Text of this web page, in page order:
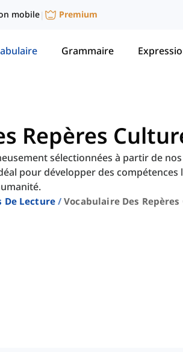
mobile| Premium
Grammaire
Repères
sélectionnées à partir de
pour développer des compétences
De Lecture Vocabulaire Des